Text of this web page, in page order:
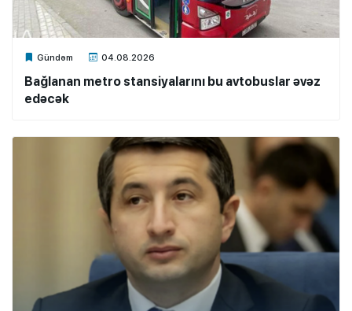
Gündəm 04.08.2026
Xalq.Online
Bağlanan metro stansiyalarını bu avtobuslar əvəz
edəcək